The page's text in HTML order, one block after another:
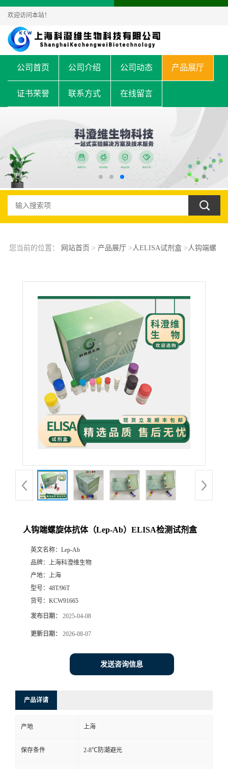
欢迎访问本站！
公司首页 公司介绍 公司动态 产品展厅
证书荣誉 联系方式 在线留言
您当前的位置： 网站首页 > 产品展厅> 人ELISA试剂盒> 人钩端螺
人钩端螺旋体抗体（Lep-Ab）ELISA检测试剂盒
英文名称： Lep-Ab
品牌：
上海科澄维生物
产地：
上海
型号： 48T/96T
货号： KCW91665
发布日期： 2025-04-08
更新日期： 2026-08-07
发送咨询信息
产品详请
产地 上海
保存条件 2-8℃防潮避光